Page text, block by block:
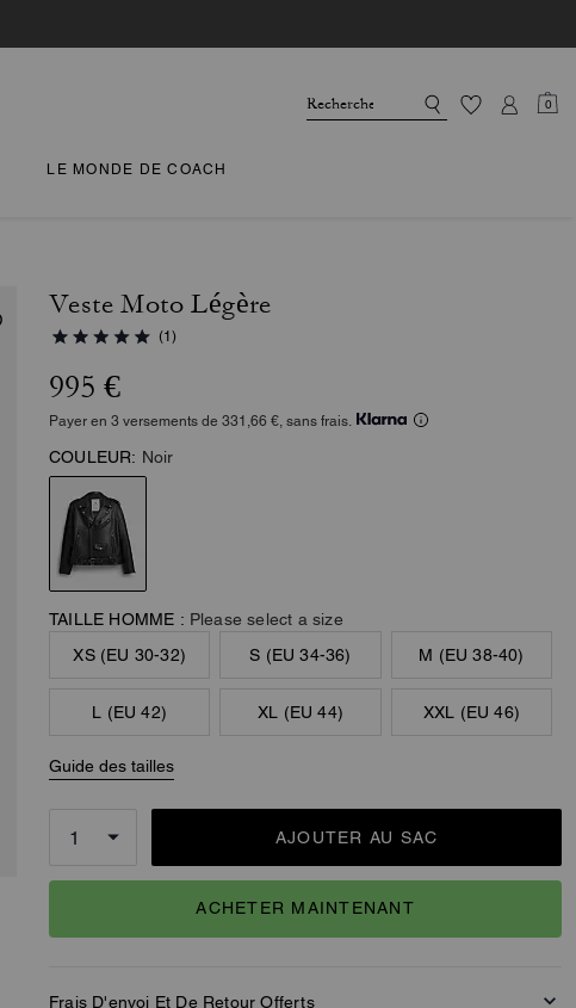
0
LE MONDE DE COACH
Veste Moto Légère
(1)
995 €
Payer en 3 versements de 331,66 €, sans frais.
COULEUR: Noir
TAILLE HOMME : Please select a size
XS (EU 30-32)
S (EU 34-36) M (EU 38-40)
L (EU 42) XL (EU 44) XXL (EU 46)
Guide des tailles
AJOUTER AU SAC
ACHETER MAINTENANT
Frais D'envoi Et De Retour Offerts